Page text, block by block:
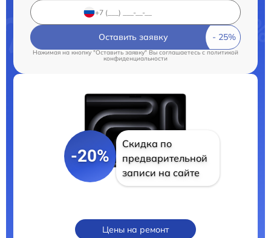
Оставить заявку
Нажимая на кнопку "Оставить заявку" Вы соглашаетесь cполитикой
конфиденциальности
-20%
Скидка по
предварительной
записи на сайте
Цены на ремонт